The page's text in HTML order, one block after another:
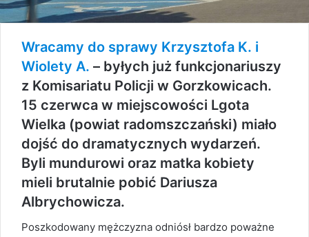
Wracamy do sprawy Krzysztofa K. i
Wiolety A. – byłych już funkcjonariuszy
z Komisariatu Policji w Gorzkowicach.
15 czerwca w miejscowości Lgota
Wielka (powiat radomszczański) miało
dojść do dramatycznych wydarzeń.
Byli mundurowi oraz matka kobiety
mieli brutalnie pobić Dariusza
Albrychowicza.
Poszkodowany mężczyzna odniósł bardzo poważne